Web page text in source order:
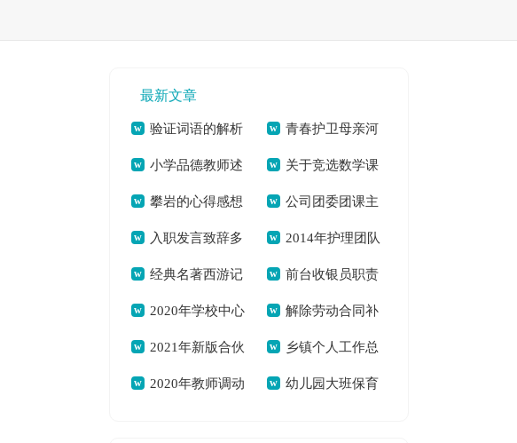
最新文章
验证词语的解析
及近义词[本文共995
字]
青春护卫母亲河
争当河小禹[本文共
764字]
小学品德教师述
职[本文共4621字]
关于竞选数学课
代表发言稿[本文共
1768字]
攀岩的心得感想
700字[本文共3026
字]
公司团委团课主
题活动简报[本文共
335字]
入职发言致辞多
篇[本文共3945字]
2014年护理团队
工作总结[本文共
5551字]
经典名著西游记
读后感怎么写[本文
共2994字]
前台收银员职责
及要求[本文共1020
字]
2020年学校中心
组理论学习总结[本
文共2045字]
解除劳动合同补
偿金[本文共7581字]
2021年新版合伙
经营合同[本文共
乡镇个人工作总
结[本文共5833字]
2020年教师调动 幼儿园大班保育